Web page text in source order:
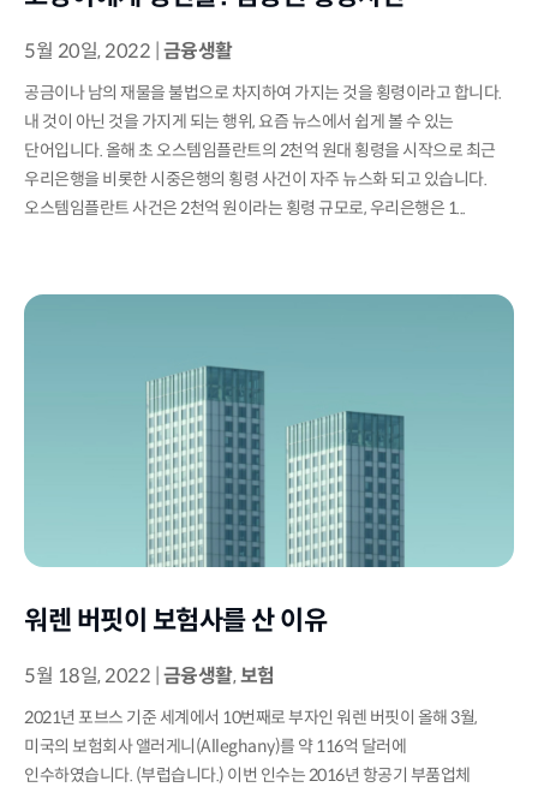
5월 20일, 2022 |금융생활
공금이나 남의 재물을 불법으로 차지하여 가지는 것을 횡령이라고 합니다.
내 것이 아닌 것을 가지게 되는 행위, 요즘 뉴스에서 쉽게 볼 수 있는
단어입니다. 올해 초 오스템임플란트의 2천억 원대 횡령을 시작으로 최근
우리은행을 비롯한 시중은행의 횡령 사건이 자주 뉴스화 되고 있습니다.
오스템임플란트 사건은 2천억 원이라는 횡령 규모로, 우리은행은 1...
워렌 버핏이 보험사를 산 이유
5월 18일, 2022 |금융생활,보험
2021년 포브스 기준 세계에서 10번째로 부자인 워렌 버핏이 올해 3월,
미국의 보험회사 앨러게니(Alleghany)를 약 116억 달러에
인수하였습니다. (부럽습니다.) 이번 인수는 2016년 항공기 부품업체